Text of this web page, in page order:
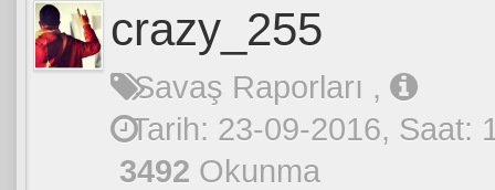
crazy_255
Savaş Raporları ,
Tarih: 23-09-2016, Saat:
3492 Okunma